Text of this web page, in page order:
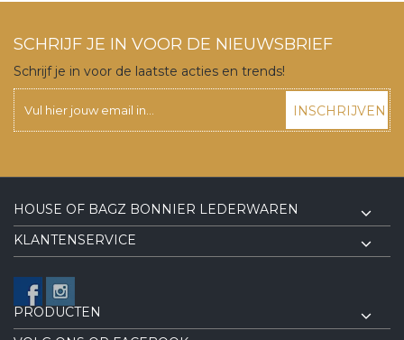
SCHRIJF JE IN VOOR DE NIEUWSBRIEF
Schrijf je in voor de laatste acties en trends!
INSCHRIJVEN
HOUSE OF BAGZ BONNIER LEDERWAREN
KLANTENSERVICE
PRODUCTEN